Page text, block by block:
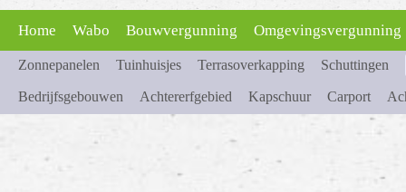
Home Wabo Bouwvergunning Omgevingsvergunning
Zonnepanelen Tuinhuisjes Terrasoverkapping Schuttingen
Bedrijfsgebouwen Achtererfgebied Kapschuur Carport